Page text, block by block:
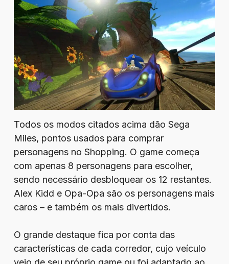
Todos os modos citados acima dão Sega
Miles, pontos usados para comprar
personagens no Shopping. O game começa
com apenas 8 personagens para escolher,
sendo necessário desbloquear os 12 restantes.
Alex Kidd e Opa-Opa são os personagens mais
caros – e também os mais divertidos.
O grande destaque fica por conta das
características de cada corredor, cujo veículo